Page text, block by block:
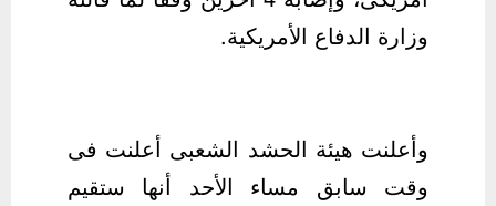
وزارة الدفاع الأمريكية.
وأعلنت هيئة الحشد الشعبى أعلنت فى
وقت سابق مساء الأحد أنها ستقيم